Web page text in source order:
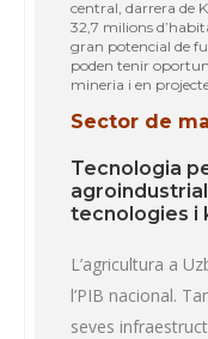
central, darrera de
32,7 milions
gran potencial de
poden tenir
mineria i en
Sector de
Tecnologia
tecnologies i
L’agricultura a
l’PIB nacional.
seves